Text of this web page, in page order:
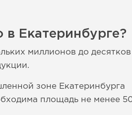
Екатеринбурге?
миллионов до десятков
зоне Екатеринбурга
площадь не менее